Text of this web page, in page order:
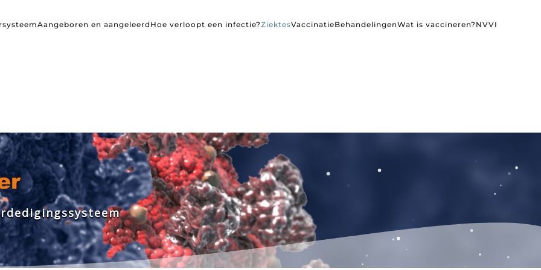
Aangeboren en aangeleerd Hoe verloopt een infectie?ZiektesVaccinatieBehandelingenWat is vaccineren? NVVI
rdedigingssysteem